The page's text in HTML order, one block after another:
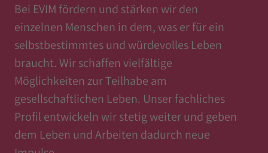
Bei EVIM fördern und stärken wir den
einzelnen Menschen in dem, was er für ein
selbstbestimmtes und würdevolles Leben
braucht. Wir schaffen vielfältige
Möglichkeiten zur Teilhabe am
gesellschaftlichen Leben. Unser fachliches
Profil entwickeln wir stetig weiter und geben
dem Leben und Arbeiten dadurch neue